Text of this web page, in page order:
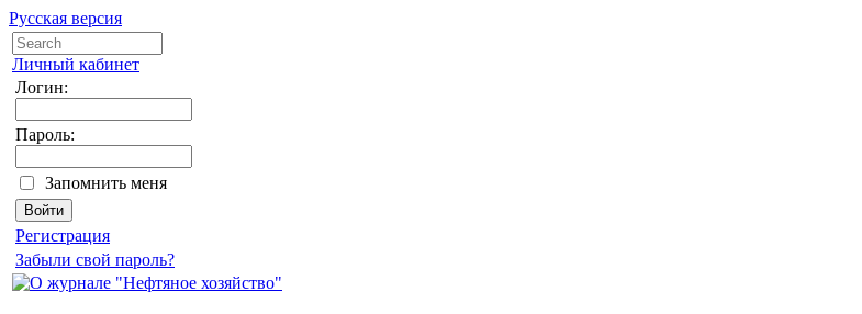
Русская версия
Личный кабинет
Логин:
Пароль:
Запомнить меня
Регистрация
Забыли свой пароль?